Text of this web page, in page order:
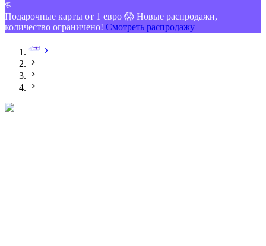
Подарочные карты от 1 евро 😱 Новые распродажи,
количество ограничено! Смотреть распродажу